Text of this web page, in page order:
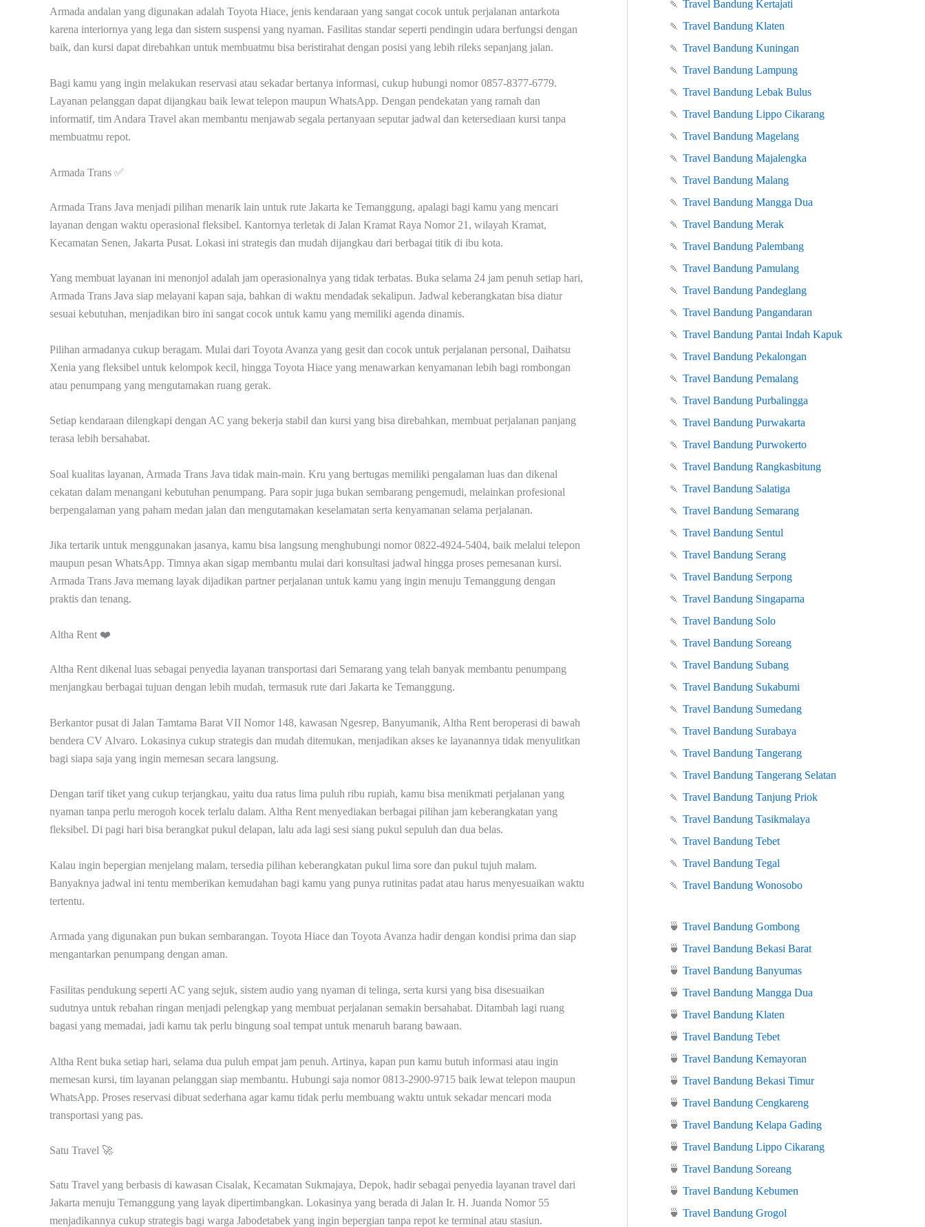
Armada andalan yang digunakan adalah Toyota Hiace, jenis kendaraan yang sangat cocok untuk perjalanan antarkota
karena interiornya yang lega dan sistem suspensi yang nyaman. Fasilitas standar seperti pendingin udara berfungsi dengan
baik, dan kursi dapat direbahkan untuk membuatmu bisa beristirahat dengan posisi yang lebih rileks sepanjang jalan.
Bagi kamu yang ingin melakukan reservasi atau sekadar bertanya informasi, cukup hubungi nomor 0857-8377-6779.
Layanan pelanggan dapat dijangkau baik lewat telepon maupun WhatsApp. Dengan pendekatan yang ramah dan
informatif, tim Andara Travel akan membantu menjawab segala pertanyaan seputar jadwal dan ketersediaan kursi tanpa
membuatmu repot.
Armada Trans ✅
Armada Trans Java menjadi pilihan menarik lain untuk rute Jakarta ke Temanggung, apalagi bagi kamu yang mencari
layanan dengan waktu operasional fleksibel. Kantornya terletak di Jalan Kramat Raya Nomor 21, wilayah Kramat,
Kecamatan Senen, Jakarta Pusat. Lokasi ini strategis dan mudah dijangkau dari berbagai titik di ibu kota.
Yang membuat layanan ini menonjol adalah jam operasionalnya yang tidak terbatas. Buka selama 24 jam penuh setiap hari,
Armada Trans Java siap melayani kapan saja, bahkan di waktu mendadak sekalipun. Jadwal keberangkatan bisa diatur
sesuai kebutuhan, menjadikan biro ini sangat cocok untuk kamu yang memiliki agenda dinamis.
Pilihan armadanya cukup beragam. Mulai dari Toyota Avanza yang gesit dan cocok untuk perjalanan personal, Daihatsu
Xenia yang fleksibel untuk kelompok kecil, hingga Toyota Hiace yang menawarkan kenyamanan lebih bagi rombongan
atau penumpang yang mengutamakan ruang gerak.
Setiap kendaraan dilengkapi dengan AC yang bekerja stabil dan kursi yang bisa direbahkan, membuat perjalanan panjang
terasa lebih bersahabat.
Soal kualitas layanan, Armada Trans Java tidak main-main. Kru yang bertugas memiliki pengalaman luas dan dikenal
cekatan dalam menangani kebutuhan penumpang. Para sopir juga bukan sembarang pengemudi, melainkan profesional
berpengalaman yang paham medan jalan dan mengutamakan keselamatan serta kenyamanan selama perjalanan.
Jika tertarik untuk menggunakan jasanya, kamu bisa langsung menghubungi nomor 0822-4924-5404, baik melalui telepon
maupun pesan WhatsApp. Timnya akan sigap membantu mulai dari konsultasi jadwal hingga proses pemesanan kursi.
Armada Trans Java memang layak dijadikan partner perjalanan untuk kamu yang ingin menuju Temanggung dengan
praktis dan tenang.
Altha Rent ❤️
Altha Rent dikenal luas sebagai penyedia layanan transportasi dari Semarang yang telah banyak membantu penumpang
menjangkau berbagai tujuan dengan lebih mudah, termasuk rute dari Jakarta ke Temanggung.
Berkantor pusat di Jalan Tamtama Barat VII Nomor 148, kawasan Ngesrep, Banyumanik, Altha Rent beroperasi di bawah
bendera CV Alvaro. Lokasinya cukup strategis dan mudah ditemukan, menjadikan akses ke layanannya tidak menyulitkan
bagi siapa saja yang ingin memesan secara langsung.
Dengan tarif tiket yang cukup terjangkau, yaitu dua ratus lima puluh ribu rupiah, kamu bisa menikmati perjalanan yang
nyaman tanpa perlu merogoh kocek terlalu dalam. Altha Rent menyediakan berbagai pilihan jam keberangkatan yang
fleksibel. Di pagi hari bisa berangkat pukul delapan, lalu ada lagi sesi siang pukul sepuluh dan dua belas.
Kalau ingin bepergian menjelang malam, tersedia pilihan keberangkatan pukul lima sore dan pukul tujuh malam.
Banyaknya jadwal ini tentu memberikan kemudahan bagi kamu yang punya rutinitas padat atau harus menyesuaikan waktu
tertentu.
Armada yang digunakan pun bukan sembarangan. Toyota Hiace dan Toyota Avanza hadir dengan kondisi prima dan siap
mengantarkan penumpang dengan aman.
Fasilitas pendukung seperti AC yang sejuk, sistem audio yang nyaman di telinga, serta kursi yang bisa disesuaikan
sudutnya untuk rebahan ringan menjadi pelengkap yang membuat perjalanan semakin bersahabat. Ditambah lagi ruang
bagasi yang memadai, jadi kamu tak perlu bingung soal tempat untuk menaruh barang bawaan.
Altha Rent buka setiap hari, selama dua puluh empat jam penuh. Artinya, kapan pun kamu butuh informasi atau ingin
memesan kursi, tim layanan pelanggan siap membantu. Hubungi saja nomor 0813-2900-9715 baik lewat telepon maupun
WhatsApp. Proses reservasi dibuat sederhana agar kamu tidak perlu membuang waktu untuk sekadar mencari moda
transportasi yang pas.
Satu Travel 🚀
Satu Travel yang berbasis di kawasan Cisalak, Kecamatan Sukmajaya, Depok, hadir sebagai penyedia layanan travel dari
Jakarta menuju Temanggung yang layak dipertimbangkan. Lokasinya yang berada di Jalan Ir. H. Juanda Nomor 55
menjadikannya cukup strategis bagi warga Jabodetabek yang ingin bepergian tanpa repot ke terminal atau stasiun.
🍡 Travel Bandung Kertajati
🍡 Travel Bandung Klaten
🍡 Travel Bandung Kuningan
🍡 Travel Bandung Lampung
🍡 Travel Bandung Lebak Bulus
🍡 Travel Bandung Lippo Cikarang
🍡 Travel Bandung Magelang
🍡 Travel Bandung Majalengka
🍡 Travel Bandung Malang
🍡 Travel Bandung Mangga Dua
🍡 Travel Bandung Merak
🍡 Travel Bandung Palembang
🍡 Travel Bandung Pamulang
🍡 Travel Bandung Pandeglang
🍡 Travel Bandung Pangandaran
🍡 Travel Bandung Pantai Indah Kapuk
🍡 Travel Bandung Pekalongan
🍡 Travel Bandung Pemalang
🍡 Travel Bandung Purbalingga
🍡 Travel Bandung Purwakarta
🍡 Travel Bandung Purwokerto
🍡 Travel Bandung Rangkasbitung
🍡 Travel Bandung Salatiga
🍡 Travel Bandung Semarang
🍡 Travel Bandung Sentul
🍡 Travel Bandung Serang
🍡 Travel Bandung Serpong
🍡 Travel Bandung Singaparna
🍡 Travel Bandung Solo
🍡 Travel Bandung Soreang
🍡 Travel Bandung Subang
🍡 Travel Bandung Sukabumi
🍡 Travel Bandung Sumedang
🍡 Travel Bandung Surabaya
🍡 Travel Bandung Tangerang
🍡 Travel Bandung Tangerang Selatan
🍡 Travel Bandung Tanjung Priok
🍡 Travel Bandung Tasikmalaya
🍡 Travel Bandung Tebet
🍡 Travel Bandung Tegal
🍡 Travel Bandung Wonosobo
🍵 Travel Bandung Gombong
🍵 Travel Bandung Bekasi Barat
🍵 Travel Bandung Banyumas
🍵 Travel Bandung Mangga Dua
🍵 Travel Bandung Klaten
🍵 Travel Bandung Tebet
🍵 Travel Bandung Kemayoran
🍵 Travel Bandung Bekasi Timur
🍵 Travel Bandung Cengkareng
🍵 Travel Bandung Kelapa Gading
🍵 Travel Bandung Lippo Cikarang
🍵 Travel Bandung Soreang
🍵 Travel Bandung Kebumen
🍵 Travel Bandung Grogol